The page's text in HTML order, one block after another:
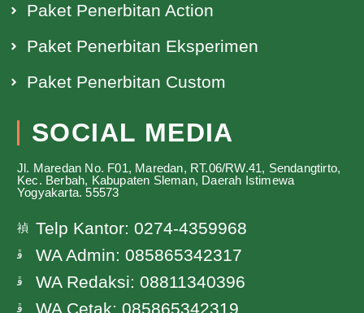
Paket Penerbitan Action
Paket Penerbitan Eksperimen
Paket Penerbitan Custom
SOCIAL MEDIA
Jl. Maredan No. F01, Maredan, RT.06/RW.41, Sendangtirto,
Kec. Berbah, Kabupaten Sleman, Daerah Istimewa
Yogyakarta. 55573
Telp Kantor: 0274-4359968
WA Admin: 085865342317
WA Redaksi: 08811340396
WA Cetak: 085865342319